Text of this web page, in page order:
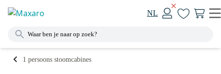
NL
1 persoons stoomcabines